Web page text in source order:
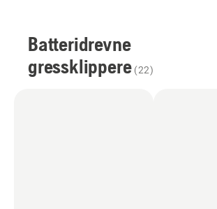
Batteridrevne
gressklippere (22)